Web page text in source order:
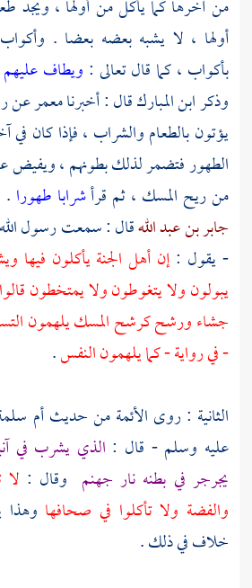
من آخرها كما يأكل من أولها ، ويجد
أولها ، لا يشبه بعضه بعضا .
بأكواب ، كما قال تعالى : ويطاف
وذكرابن المباركقال : أخبرنامعمرعن
يؤتون بالطعام والشراب ، فإذا كان في
الطهور فتضمر لذلك بطونهم ،
من ريح المسك ، ثم قرأشرابا طهورا .
جابر بن عبد اللهقال : سمعت رسول
- يقول :إن أهل الجنة يأكلون فيها
يبولون ولا يتغوطون ولا يمتخطون
جشاء ورشح كرشح المسك يلهمون
- في رواية - كما يلهمون النفس.
الثانية : روى الأئمة من حديثأم
عليه وسلم - قال : الذي يشرب في
يجرجر في بطنه نار جهنم وقال :
والفضة ولا تأكلوا في صحافها وهذا
خلاف في ذلك .